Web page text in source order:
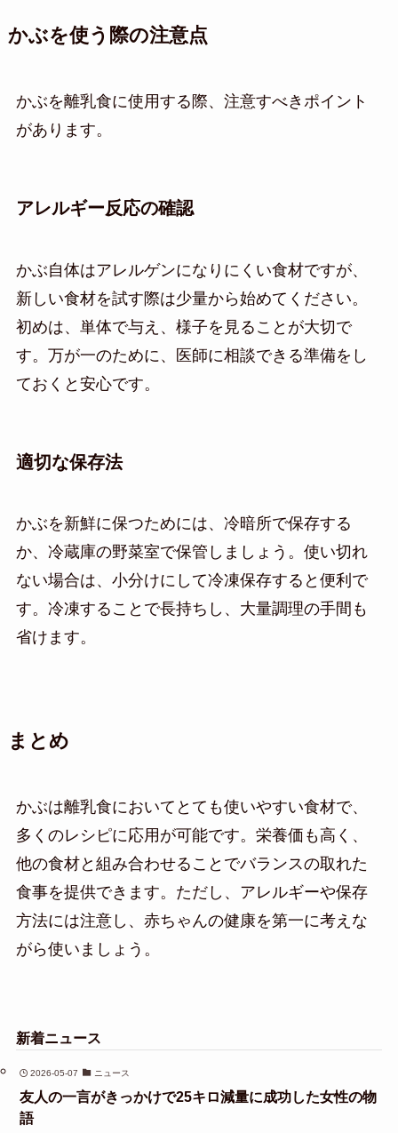
かぶを使う際の注意点
かぶを離乳食に使用する際、注意すべきポイント
があります。
アレルギー反応の確認
かぶ自体はアレルゲンになりにくい食材ですが、
新しい食材を試す際は少量から始めてください。
初めは、単体で与え、様子を見ることが大切で
す。万が一のために、医師に相談できる準備をし
ておくと安心です。
適切な保存法
かぶを新鮮に保つためには、冷暗所で保存する
か、冷蔵庫の野菜室で保管しましょう。使い切れ
ない場合は、小分けにして冷凍保存すると便利で
す。冷凍することで長持ちし、大量調理の手間も
省けます。
まとめ
かぶは離乳食においてとても使いやすい食材で、
多くのレシピに応用が可能です。栄養価も高く、
他の食材と組み合わせることでバランスの取れた
食事を提供できます。ただし、アレルギーや保存
方法には注意し、赤ちゃんの健康を第一に考えな
がら使いましょう。
新着ニュース
2026-05-07 ニュース
友人の一言がきっかけで25キロ減量に成功した女性の物
語